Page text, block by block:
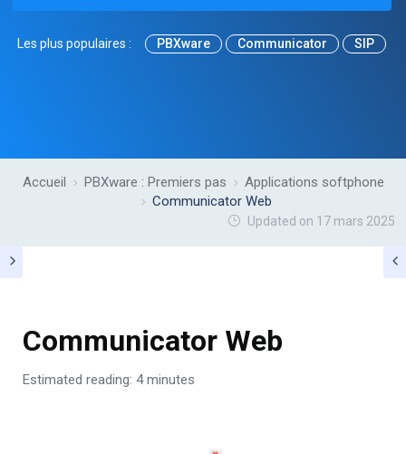
Les plus populaires : PBXware Communicator SIP
Accueil PBXware : Premiers pas
Applications softphone
Communicator Web
Updated on 17 mars 2025
Communicator Web
Estimated reading: 4 minutes